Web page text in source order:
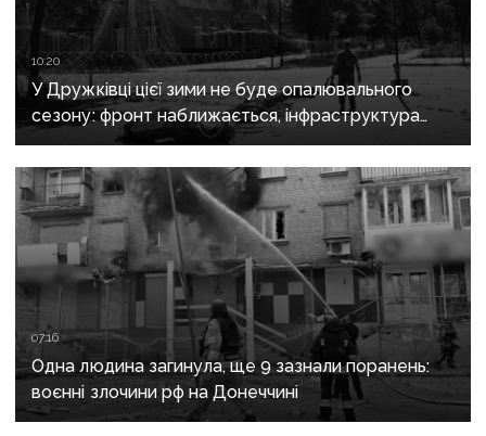
10:20
У Дружківці цієї зими не буде опалювального
сезону: фронт наближається, інфраструктура
критично зруйнована
07:16
Одна людина загинула, ще 9 зазнали поранень:
воєнні злочини рф на Донеччині